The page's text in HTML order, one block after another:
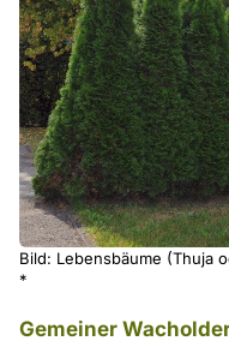
Bild: Lebensbäume (Thuja
*
Gemeiner